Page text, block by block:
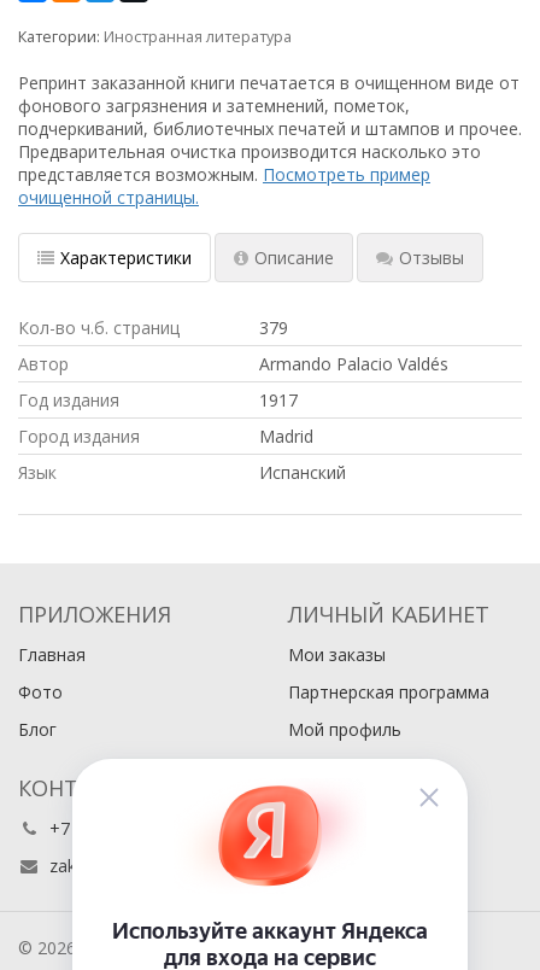
Категории: Иностранная литература
Репринт заказанной книги печатается в очищенном виде от
фонового загрязнения и затемнений, пометок,
подчеркиваний, библиотечных печатей и штампов и прочее.
Предварительная очистка производится насколько это
представляется возможным. Посмотреть пример
очищенной страницы.
Характеристики Описание Отзывы
Кол-во ч.б. страниц
379
Автор
Armando Palacio Valdés
Год издания
1917
Город издания
Madrid
Язык
Испанский
ПРИЛОЖЕНИЯ
Главная
Фото
Блог
ЛИЧНЫЙ КАБИНЕТ
Мои заказы
Партнерская программа
Мой профиль
КОНТАКТЫ
+7 (495) 486-80-76
zakaz@buyabook.ru
© 2026 BuyaBook